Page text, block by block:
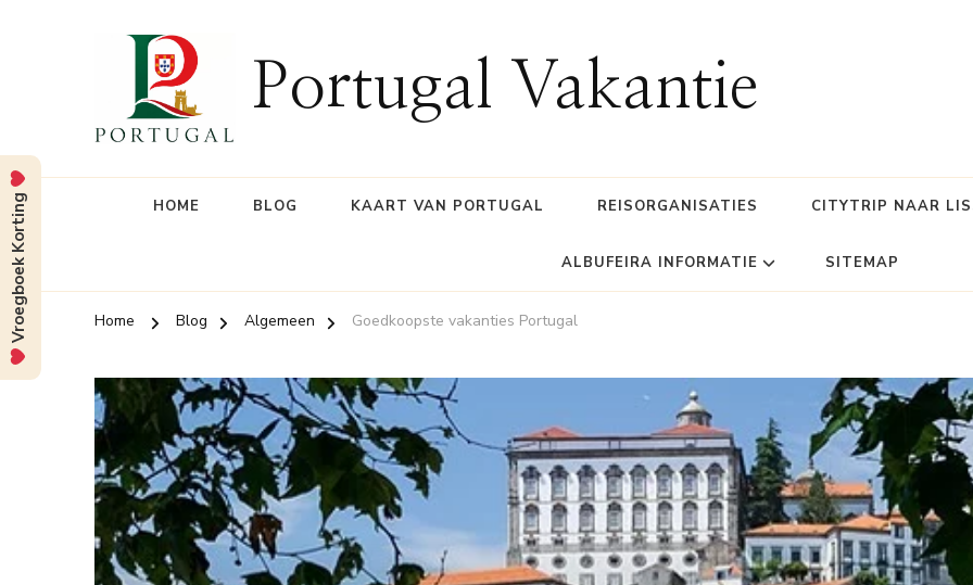
Portugal Vakantie
HOME BLOG KAART VAN PORTUGAL REISORGANISATIES CITYTRIP NAAR
ALBUFEIRA INFORMATIE SITEMAP
Home Blog Algemeen Goedkoopste vakanties Portugal
Vroegboek Korting